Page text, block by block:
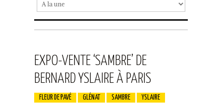
EXPO-VENTE ‘SAMBRE’ DE
BERNARD YSLAIRE À PARIS
FLEUR DE PAVÉ GLÉNAT SAMBRE YSLAIRE